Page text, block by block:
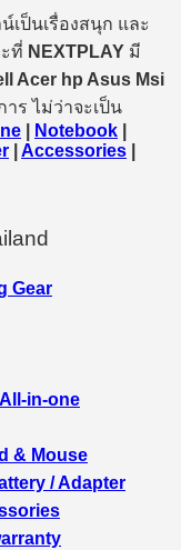
ป็นเรื่องสนุก และ
ที่ NEXTPLAY มี
Acer hp Asus Msi
ร ไม่ว่าจะเป็น
Notebook
Accessories
Gear
in-one
& Mouse
/ Adapter